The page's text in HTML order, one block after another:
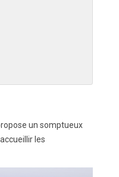
un somptueux
les